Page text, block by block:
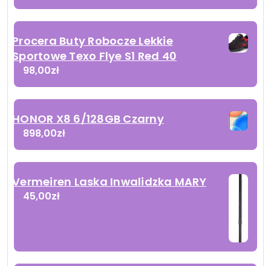
Procera Buty Robocze Lekkie
Sportowe Texo Flye S1 Red 40
98,00zł
HONOR X8 6/128GB Czarny
898,00zł
Vermeiren Laska Inwalidzka MARY
45,00zł